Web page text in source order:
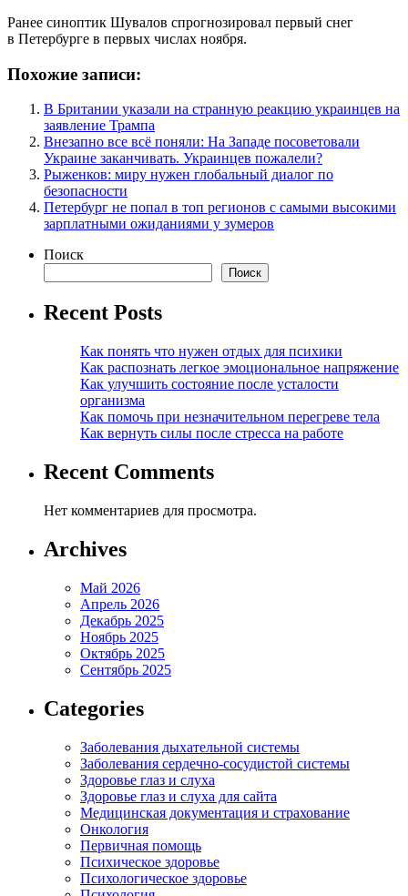
Ранее синоптик Шувалов спрогнозировал первый снег
в Петербурге в первых числах ноября.
Похожие записи:
В Британии указали на странную реакцию украинцев на
заявление Трампа
Внезапно все всё поняли: На Западе посоветовали
Украине заканчивать. Украинцев пожалели?
Рыженков: миру нужен глобальный диалог по
безопасности
Петербург не попал в топ регионов с самыми высокими
зарплатными ожиданиями у зумеров
Поиск
Поиск
Recent Posts
Как понять что нужен отдых для психики
Как распознать легкое эмоциональное напряжение
Как улучшить состояние после усталости
организма
Как помочь при незначительном перегреве тела
Как вернуть силы после стресса на работе
Recent Comments
Нет комментариев для просмотра.
Archives
Май 2026
Апрель 2026
Декабрь 2025
Ноябрь 2025
Октябрь 2025
Сентябрь 2025
Categories
Заболевания дыхательной системы
Заболевания сердечно-сосудистой системы
Здоровье глаз и слуха
Здоровье глаз и слуха для сайта
Медицинская документация и страхование
Онкология
Первичная помощь
Психическое здоровье
Психологическое здоровье